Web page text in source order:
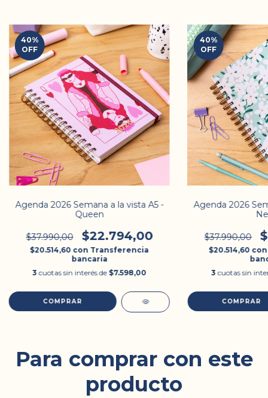
40%
OFF
Agenda 2026 Semana a la vista A5 -
Queen
$37.990,00 $22.794,00
$20.514,60 con Transferencia
bancaria
3 cuotas sin interés de $7.598,00
40%
OFF
Agenda 2026
$37.990,00
$20.514,60 con
3 cuotas sin
Para comprar con este
producto